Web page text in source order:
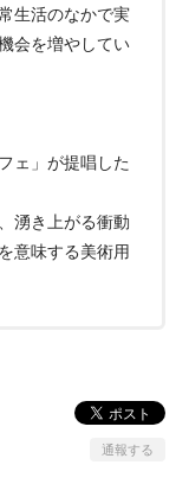
生活のなかで実
会を増やしてい
ェ」が提唱した
湧き上がる衝動
意味する美術用
通報する